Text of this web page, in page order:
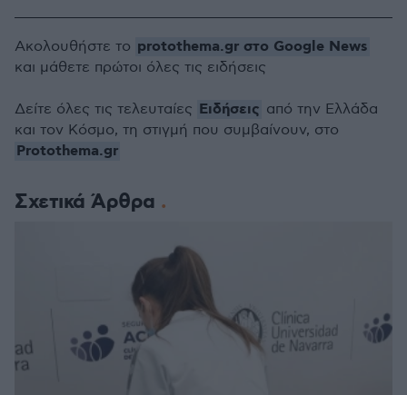
Σχετικά Άρθρα
Ακολουθήστε το protothema.gr στο Google News
και μάθετε πρώτοι όλες τις ειδήσεις
Δείτε όλες τις τελευταίες Ειδήσεις από την Ελλάδα
και τον Κόσμο, τη στιγμή που συμβαίνουν, στο
Protothema.gr